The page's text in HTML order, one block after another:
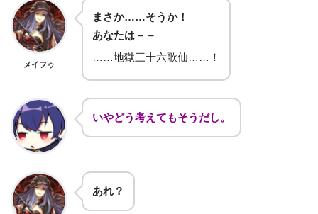
メイフゥ
まさか……そうか！
あなたは－－
……地獄三十六歌仙……！
いやどう考えてもそうだし。
あれ？